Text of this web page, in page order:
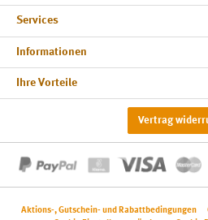
Services
Informationen
Ihre Vorteile
Vertrag
Aktions-, Gutschein- und Rabattbedingungen